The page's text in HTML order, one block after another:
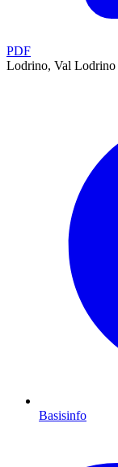
PDF
Lodrino, Val Lodrino
Basisinfo